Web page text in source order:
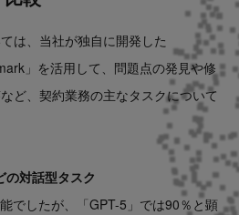
は、当社が独自に開発した
」を活用して、問題点の発見や修
ど、契約業務の主なタスクについて
の対話型タスク
でしたが、「GPT-5」では90％と顕